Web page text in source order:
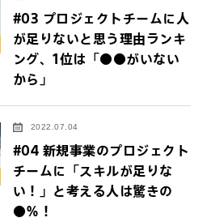
#03 プロジェクトチームに人
が足りないと思う理由ランキ
ング、1位は「●●がいない
から」
2022.07.04
#04 新規事業のプロジェクト
チームに「スキルが足りな
い！」と考える人は驚きの
●％！